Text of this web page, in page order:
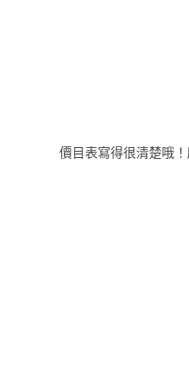
價目表寫得很清楚哦